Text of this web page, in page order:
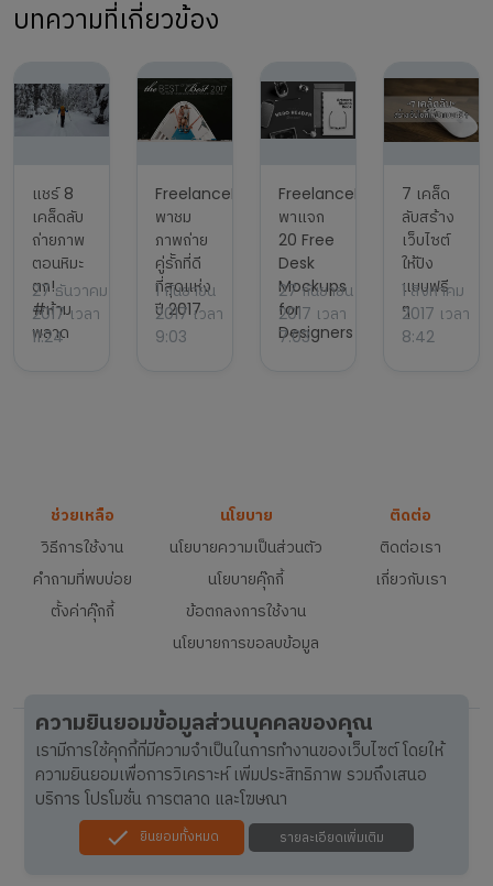
บทความที่เกี่ยวข้อง
แชร์ 8
เคล็ดลับ
ถ่ายภาพ
ตอนหิมะ
ตก!
#ห้าม
พลาด
27 ธันวาคม
2017 เวลา
11:24
FreelanceBay
พาชม
ภาพถ่าย
คู่รัักที่ดี
ที่สุดแห่ง
ปี 2017
1 กันยายน
2017 เวลา
9:03
FreelanceBay
พาแจก
20 Free
Desk
Mockups
for
Designers
27 กันยายน
2017 เวลา
7:03
7 เคล็ด
ลับสร้าง
เว็บไซต์
ให้ปัง
แบบฟรี
ๆ
1 สิงหาคม
2017 เวลา
8:42
ช่วยเหลือ
วิธีการใช้งาน
คำถามที่พบบ่อย
ตั้งค่าคุ๊กกี้
นโยบาย
นโยบายความเป็นส่วนตัว
นโยบายคุ๊กกี้
ข้อตกลงการใช้งาน
นโยบายการขอลบข้อมูล
ติดต่อ
ติดต่อเรา
เกี่ยวกับเรา
© 2015-2026FreelanceBay.com, All rights reserved.
ความยินยอมข้อมูลส่วนบุคคลของคุณ
เรามีการใช้คุกกี้ที่มีความจำเป็นในการทำงานของเว็บไซต์ โดยให้
ความยินยอมเพื่อการวิเคราะห์ เพิ่มประสิทธิภาพ รวมถึงเสนอ
บริการ โปรโมชั่น การตลาด และโฆษณา
ยินยอมทั้งหมด รายละเอียดเพิ่มเติม